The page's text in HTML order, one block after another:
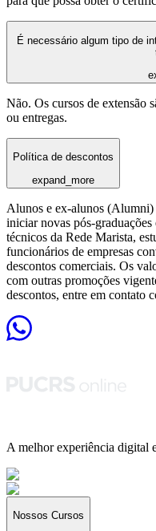
É necessário algum tipo de
Não. Os cursos de extensão
ou entregas.
Política de descontos
expand_more
Alunos e ex-alunos (Alumni)
iniciar novas pós-graduações
técnicos da Rede Marista,
funcionários de empresas
descontos comerciais. Os
com outras promoções
descontos, entre em contato
A melhor experiência digital
Nossos Cursos